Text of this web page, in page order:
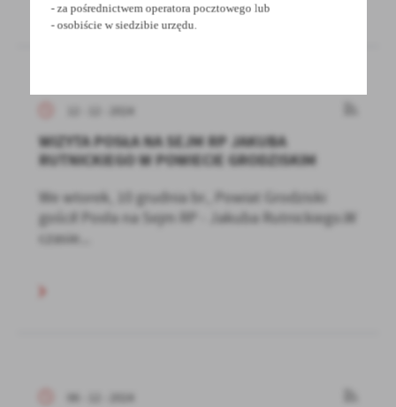
12 - 12 - 2024
WIZYTA POSŁA NA SEJM RP JAKUBA
RUTNICKIEGO W POWIECIE GRODZISKIM
We wtorek, 10 grudnia br., Powiat Grodziski
gościł Posła na Sejm RP - Jakuba Rutnickiego.W
czasie...
06 - 12 - 2024
- za pośrednictwem operatora pocztowego lub
- osobiście w siedzibie urzędu.